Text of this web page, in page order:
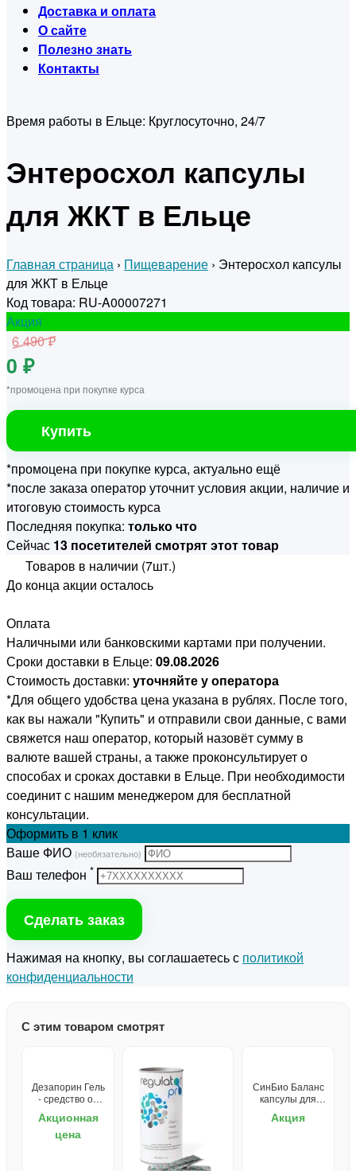
Доставка и оплата
О сайте
Полезно знать
Контакты
Время работы в Ельце: Круглосуточно, 24/7
Энтеросхол капсулы
для ЖКТ в Ельце
Главная страница › Пищеварение › Энтеросхол капсулы
для ЖКТ в Ельце
Код товара: RU-A00007271
Акция
6 490 ₽
0 ₽
*промоцена при покупке курса
Купить
*промоцена при покупке курса, актуально ещё
*после заказа оператор уточнит условия акции, наличие и
итоговую стоимость курса
Последняя покупка: только что
Сейчас 13 посетителей смотрят этот товар
Товаров в наличии (7шт.)
До конца акции осталось
Оплата
Наличными или банковскими картами при получении.
Сроки доставки в Ельце: 09.08.2026
Стоимость доставки: уточняйте у оператора
*Для общего удобства цена указана в рублях. После того,
как вы нажали "Купить" и отправили свои данные, с вами
свяжется наш оператор, который назовёт сумму в
валюте вашей страны, а также проконсультирует о
способах и сроках доставки в Ельце. При необходимости
соединит с нашим менеджером для бесплатной
консультации.
Оформить в 1 клик
Ваше ФИО (необязательно)
Ваш телефон *
Сделать заказ
Нажимая на кнопку, вы соглашаетесь с политикой
конфиденциальности
С этим товаром смотрят
Дезапорин Гель
- средство от
Акционная
цена
СинБио Баланс
капсулы для
Акция